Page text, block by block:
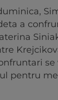
a
pentru